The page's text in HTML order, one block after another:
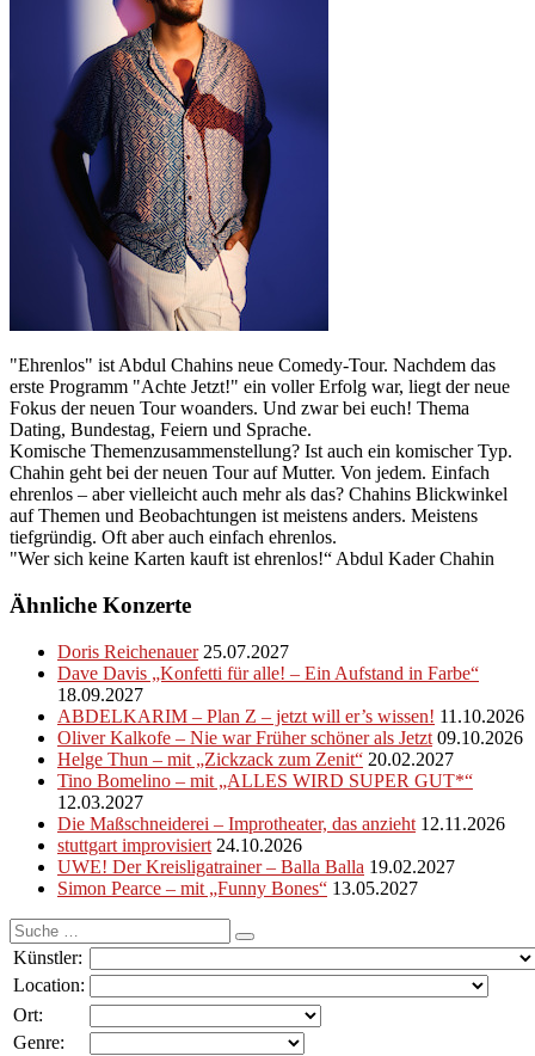
"Ehrenlos" ist Abdul Chahins neue Comedy-Tour. Nachdem das
erste Programm "Achte Jetzt!" ein voller Erfolg war, liegt der neue
Fokus der neuen Tour woanders. Und zwar bei euch! Thema
Dating, Bundestag, Feiern und Sprache.
Komische Themenzusammenstellung? Ist auch ein komischer Typ.
Chahin geht bei der neuen Tour auf Mutter. Von jedem. Einfach
ehrenlos – aber vielleicht auch mehr als das? Chahins Blickwinkel
auf Themen und Beobachtungen ist meistens anders. Meistens
tiefgründig. Oft aber auch einfach ehrenlos.
"Wer sich keine Karten kauft ist ehrenlos!“ Abdul Kader Chahin
Ähnliche Konzerte
Doris Reichenauer 25.07.2027
Dave Davis „Konfetti für alle! – Ein Aufstand in Farbe“
18.09.2027
ABDELKARIM – Plan Z – jetzt will er’s wissen! 11.10.2026
Oliver Kalkofe – Nie war Früher schöner als Jetzt 09.10.2026
Helge Thun – mit „Zickzack zum Zenit“ 20.02.2027
Tino Bomelino – mit „ALLES WIRD SUPER GUT*“
12.03.2027
Die Maßschneiderei – Improtheater, das anzieht 12.11.2026
stuttgart improvisiert 24.10.2026
UWE! Der Kreisligatrainer – Balla Balla 19.02.2027
Simon Pearce – mit „Funny Bones“ 13.05.2027
Suche
nach:
Künstler:
Location:
Ort:
Genre: